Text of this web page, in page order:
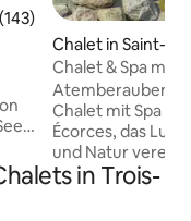
Bewertung:
Chalet in Saint-
Monts
Chalet & Spa mit
Stil + Foyer +
Chalet mit Spa
Écorces, das
und Natur
raffiniertes
in Trois-